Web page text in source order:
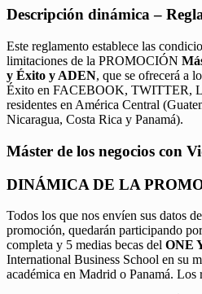
Descripción dinámica –
Este reglamento establece las
limitaciones de la PROMOCIÓN
y Éxito y ADEN, que se ofrecerá a
Éxito en FACEBOOK, TWITTER,
residentes en América Central
Nicaragua, Costa Rica y Panamá).
Máster de los negocios con
DINÁMICA DE LA
Todos los que nos envíen sus datos
promoción, quedarán participando
completa y 5 medias becas del ONE
International Business School en su
académica en Madrid o Panamá. Los